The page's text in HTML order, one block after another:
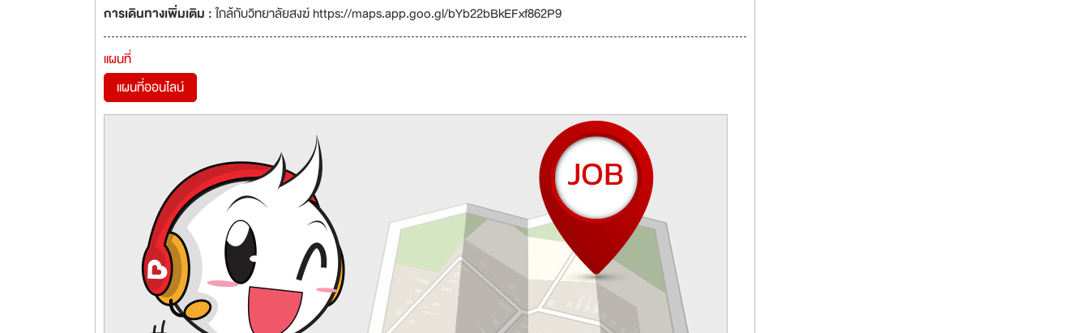
การเดินทางเพิ่มเติม :ใกล้กับวิทยาลัยสงฆ์ https://maps.app.goo.gl/bYb22bBkEFxf862P9
แผนที่
แผนที่ออนไลน์